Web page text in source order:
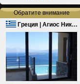
Обратите внимание
Греция | Агиос Ник…